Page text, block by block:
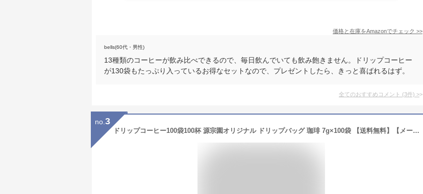
価格と在庫をAmazonでチェック >>
bells(60代・男性)
13種類のコーヒーが飲み比べできるので、毎日飲んでいても飲み飽きません。ドリップコーヒー
が130袋もたっぷり入っているお得なセットなので、プレゼントしたら、きっと喜ばれるはず。
全てのおすすめコメント (3件) >
no. 3
ドリップコーヒー100袋100杯 源宗園オリジナル ドリップバッグ 珈琲 7g×100袋 【送料無料】【メール便不可】